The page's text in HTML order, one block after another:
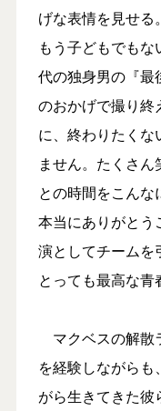
げな表情を見せる
もう子どもでも
代の独身男の『最
のおかげで撮り終
に、終わりたくな
ません。たくさ
との時間をこんな
本当にありがとう
演としてチームを
とっても最高な青
マクベスの解散
を経験しながら
がら生きてきた